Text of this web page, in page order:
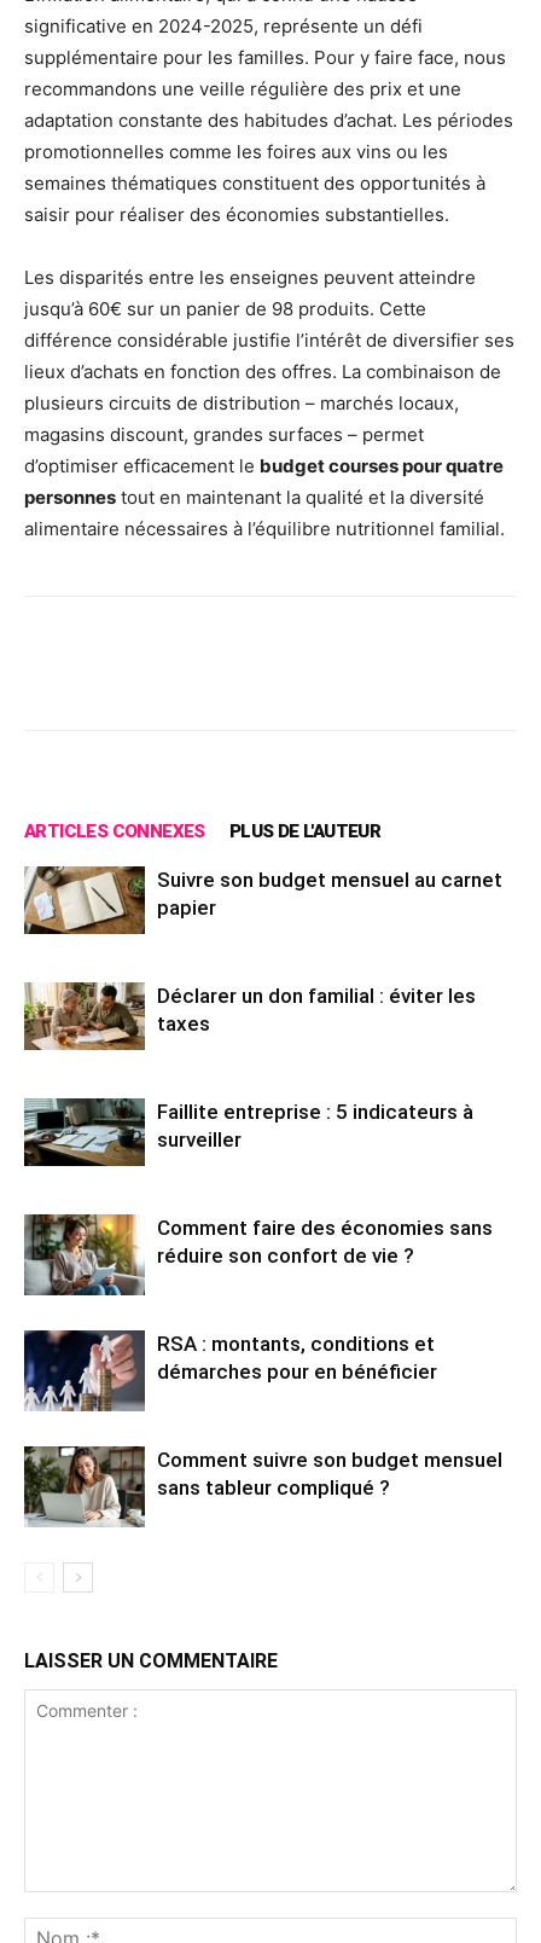
significative en 2024-2025, représente un défi
supplémentaire pour les familles. Pour y faire face, nous
recommandons une veille régulière des prix et une
adaptation constante des habitudes d’achat. Les périodes
promotionnelles comme les foires aux vins ou les
semaines thématiques constituent des opportunités à
saisir pour réaliser des économies substantielles.
Les disparités entre les enseignes peuvent atteindre
jusqu’à 60€ sur un panier de 98 produits. Cette
différence considérable justifie l’intérêt de diversifier ses
lieux d’achats en fonction des offres. La combinaison de
plusieurs circuits de distribution – marchés locaux,
magasins discount, grandes surfaces – permet
d’optimiser efficacement le budget courses pour quatre
personnes tout en maintenant la qualité et la diversité
alimentaire nécessaires à l’équilibre nutritionnel familial.
ARTICLES CONNEXES PLUS DE L'AUTEUR
Suivre son budget mensuel au carnet
papier
Déclarer un don familial : éviter les
taxes
Faillite entreprise : 5 indicateurs à
surveiller
Comment faire des économies sans
réduire son confort de vie ?
RSA : montants, conditions et
démarches pour en bénéficier
Comment suivre son budget mensuel
sans tableur compliqué ?
LAISSER UN COMMENTAIRE